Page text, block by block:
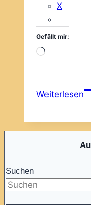
X
Gefällt mir:
Wird
Weiterlesen
Suchen